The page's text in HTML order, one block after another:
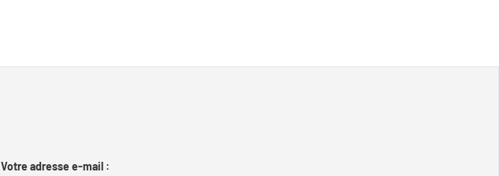
Votre adresse e-mail :